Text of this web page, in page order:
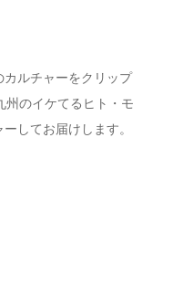
ルチャーをクリップ
州のイケてるヒト・モ
してお届けします。